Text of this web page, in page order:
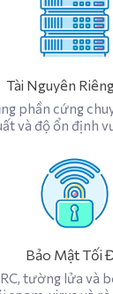
Tài Nguyên
phần cứng
và độ ổn định
Bảo Mật Tối
tường lửa và